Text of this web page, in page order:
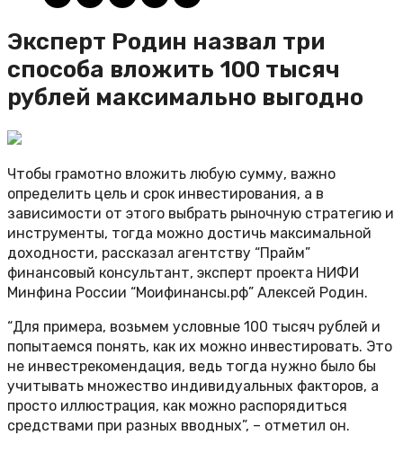
Эксперт Родин назвал три
способа вложить 100 тысяч
рублей максимально выгодно
Чтобы грамотно вложить любую сумму, важно
определить цель и срок инвестирования, а в
зависимости от этого выбрать рыночную стратегию и
инструменты, тогда можно достичь максимальной
доходности, рассказал агентству “Прайм”
финансовый консультант, эксперт проекта НИФИ
Минфина России “Моифинансы.рф” Алексей Родин.
“Для примера, возьмем условные 100 тысяч рублей и
попытаемся понять, как их можно инвестировать. Это
не инвестрекомендация, ведь тогда нужно было бы
учитывать множество индивидуальных факторов, а
просто иллюстрация, как можно распорядиться
средствами при разных вводных”, – отметил он.